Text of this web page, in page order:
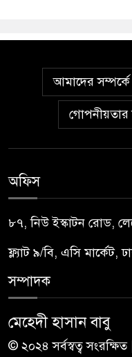
আমাদের সম্পর্কে
গোপনীয়তার
অফিস
৮৭, নিউ ইস্কাটন রোড,
ফ্ল্যাট ৯/বি, এসি মার্কেট,
সম্পাদক
মেহেদী হাসান বাবু
© ২০২৪ সর্বস্বত্ব